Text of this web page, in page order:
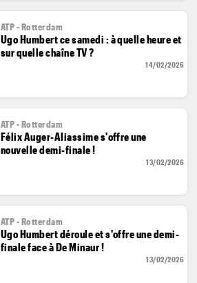
ATP - Rotterdam
Ugo Humbert ce samedi : à quelle heure et
sur quelle chaîne TV ?
14/02/2026
ATP - Rotterdam
Félix Auger-Aliassime s'offre une
nouvelle demi-finale !
13/02/2026
ATP - Rotterdam
Ugo Humbert déroule et s'offre une demi-
finale face à De Minaur !
13/02/2026